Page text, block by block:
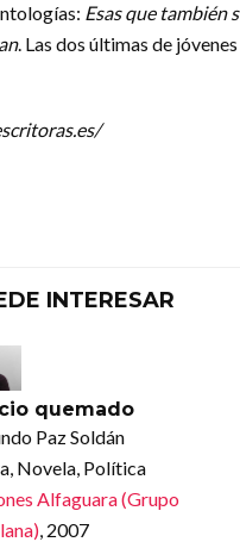
Esas que también
. Las dos últimas de
INTERESAR
quemado
Paz Soldán
Novela, Política
Alfaguara (Grupo
, 2007